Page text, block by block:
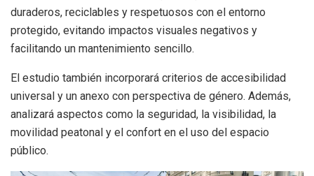
duraderos, reciclables y respetuosos con el entorno
protegido, evitando impactos visuales negativos y
facilitando un mantenimiento sencillo.
El estudio también incorporará criterios de accesibilidad
universal y un anexo con perspectiva de género. Además,
analizará aspectos como la seguridad, la visibilidad, la
movilidad peatonal y el confort en el uso del espacio
público.